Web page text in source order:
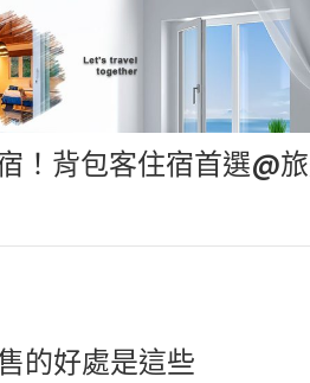
！背包客住宿首選@
的好處是這些